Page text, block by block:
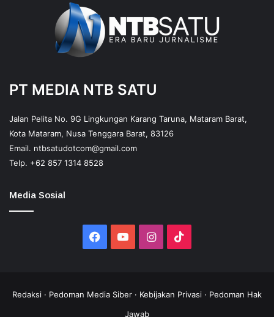
PT MEDIA NTB SATU
Jalan Pelita No. 9G Lingkungan Karang Taruna, Mataram Barat,
Kota Mataram, Nusa Tenggara Barat, 83126
Email. ntbsatudotcom@gmail.com
Telp. +62 857 1314 8528
Media Sosial
Facebook
YouTubeInstagram
Redaksi · Pedoman Media Siber · Kebijakan Privasi · Pedoman Hak
Jawab